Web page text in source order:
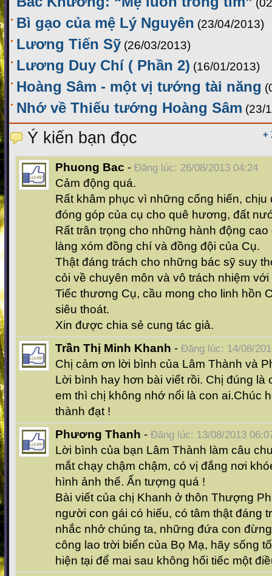
Bì gạo của mệ Lý Nguyên (23/04/2013)
Lương Tiến Sỹ (26/03/2013)
Lương Duy Chí ( Phần 2) (16/01/2013)
Hoàng Sâm - một vị tướng tài năng
Nhớ về Thiếu tướng Hoàng Sâm (23/
+
Ý kiến bạn đọc
Phuong Bac - Đăng lúc: 26/08/2013 04:24
Cảm động quá.
Rất khâm phục vì những cống hiến,
đóng góp của cụ cho quê hương, đất
Rất trân trọng cho những hành động
làng xóm đồng chí và đồng đội của Cụ.
Thật đáng trách cho những bác sỹ suy
cỏi về chuyên môn và vô trách nhiệm
Tiếc thương Cụ, cầu mong cho linh hồn
siêu thoát.
Xin được chia sẻ cung tác giả.
Trần Thị Minh Khanh - Đăng lúc: 14/08/
Chị cảm ơn lời bình của Lâm Thành và
Lời bình hay hơn bài viết rồi. Chị đúng là
em thì chị không nhớ nổi là con ai.Chúc
thành đạt !
Phương Thanh - Đăng lúc: 13/08/2013
Lời bình của bạn Lâm Thành làm câu
mắt chạy chậm chậm, có vị đắng nơi
hình ảnh thế. Ấn tượng quá !
Bài viết của chị Khanh ở thôn Thượng
người con gái có hiếu, có tâm thật đáng
nhắc nhở chúng ta, những đứa con
công lao trời biển của Bọ Mạ, hãy sống
hiện tại để mai sau không hối tiếc một